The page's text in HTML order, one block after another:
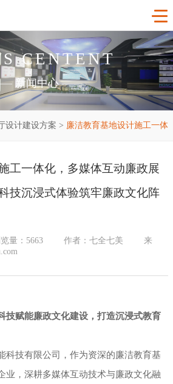
设备
CENTENT
新闻中心 ——
设计建设方案 > 廉洁教育基地设计施工一体
工一体化，多媒体互动廉政展
技沉浸式体验筑牢廉政文化阵
量：5663 作者：七全七美
来
技赋能廉政文化建设，打造沉浸式教育
科技有限公司，作为资深的廉洁教育基
业，深耕多媒体互动技术与廉政文化融